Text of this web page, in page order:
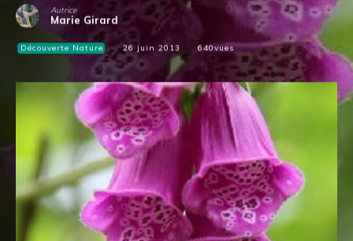
Autrice
Marie Girard
Découverte Nature 26 juin 2013 640vues